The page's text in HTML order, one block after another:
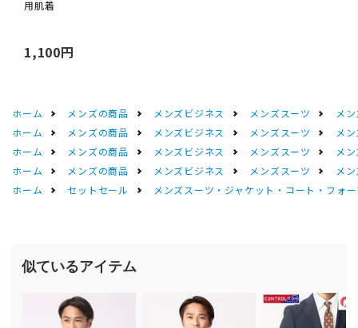
用肌着
1,100円
ホーム メンズの商品 メンズビジネス メンズスーツ
メ
ホーム
メンズの商品 メンズビジネス メンズスーツ
メ
ホーム
メンズの商品 メンズビジネス メンズスーツ
メ
ホーム
メンズの商品 メンズビジネス メンズスーツ
メ
ホーム
セットセール メンズスーツ・ジャケット・コート・フォ